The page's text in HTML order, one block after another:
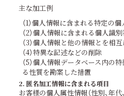
主な加工例
（1）個人情報に含まれる特定の
（2）個人情報に含まれる個人識
（3）個人情報と他の情報とを相
（4）特異な記述などの削除
（5）個人情報データベース内の
る性質を勘案した措置
2. 匿名加工情報に含まれる項目
お客様の個人属性情報（性別、年代